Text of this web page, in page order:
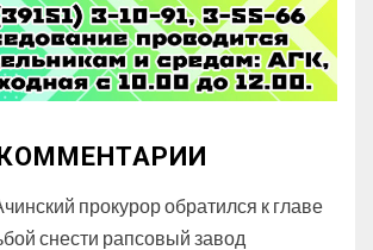
прокурор обратился к главе
снести рапсовый завод